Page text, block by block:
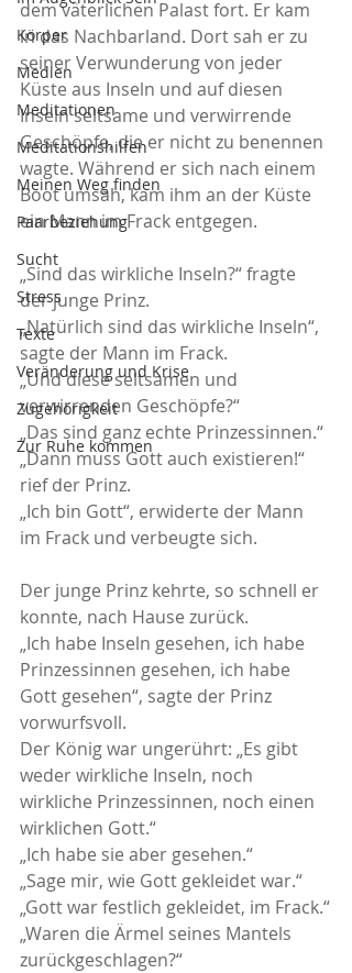
Körper
Medien
Meditationen
Meditationshilfen
Meinen Weg finden
Paarbeziehung
Sucht
Stress
Texte
Veränderung und Krise
Zugehörigkeit
Zur Ruhe kommen
dem väterlichen Palast fort. Er kam
in das Nachbarland. Dort sah er zu
seiner Verwunderung von jeder
Küste aus Inseln und auf diesen
Inseln seltsame und verwirrende
Geschöpfe, die er nicht zu benennen
wagte. Während er sich nach einem
Boot umsah, kam ihm an der Küste
ein Mann im Frack entgegen.
„Sind das wirkliche Inseln?“ fragte
der junge Prinz.
„Natürlich sind das wirkliche Inseln“,
sagte der Mann im Frack.
„Und diese seltsamen und
verwirrenden Geschöpfe?“
„Das sind ganz echte Prinzessinnen.“
„Dann muss Gott auch existieren!“
rief der Prinz.
„Ich bin Gott“, erwiderte der Mann
im Frack und verbeugte sich.
Der junge Prinz kehrte, so schnell er
konnte, nach Hause zurück.
„Ich habe Inseln gesehen, ich habe
Prinzessinnen gesehen, ich habe
Gott gesehen“, sagte der Prinz
vorwurfsvoll.
Der König war ungerührt: „Es gibt
weder wirkliche Inseln, noch
wirkliche Prinzessinnen, noch einen
wirklichen Gott.“
„Ich habe sie aber gesehen.“
„Sage mir, wie Gott gekleidet war.“
„Gott war festlich gekleidet, im Frack.“
„Waren die Ärmel seines Mantels
zurückgeschlagen?“